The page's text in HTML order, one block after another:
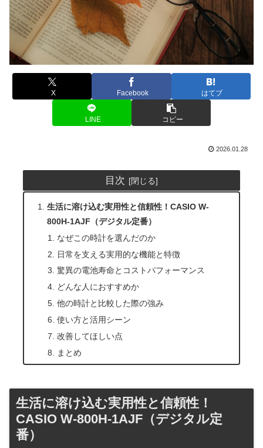
X Facebook はてブ
LINE コピー
2026.01.28
目次
生活に溶け込む実用性と信頼性！CASIO W-
800H-1AJF（デジタル定番）
なぜこの時計を選んだのか
日常を支える実用的な機能と特徴
驚異の電池寿命とコストパフォーマンス
どんな人におすすめか
他の時計と比較した際の強み
使い方と活用シーン
改善してほしい点
まとめ
生活に溶け込む実用性と信頼性！
CASIO W-800H-1AJF（デジタル定
番）